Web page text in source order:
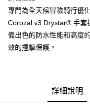
3.實際核准額度、可分期數
消。如遇「轉專審核」未通
法說明評估內容。
【繳款方式說明】
1.分期款項不併入電信帳單
AFTEE先享後付是「在收到
便利好安心！
１．簡單：不需註冊會員、
２．便利：只要手機號碼，簡
３．安心：先確認商品／服
３．收到繳費通知簡訊後14
ATM／網路銀行／等多元方
ATM付款
運送方式
全家取貨付款
每筆NT$80，滿
專門為全天候冒險騎行優
Corozal v3 Drystar® 手套
備出色的防水性能和高度
效的撞擊保護。
詳細說明